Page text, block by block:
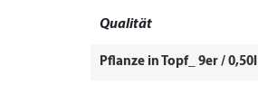
Qualität
Pflanze in Topf_ 9er / 0,50l